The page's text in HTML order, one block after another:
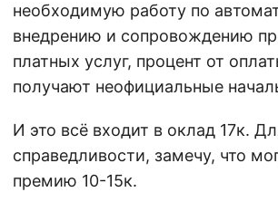
необходимую работу по
внедрению и сопровождению
платных услуг, процент от
получают неофициальные
И это всё входит в оклад 17к.
справедливости, замечу, что
премию 10-15к.